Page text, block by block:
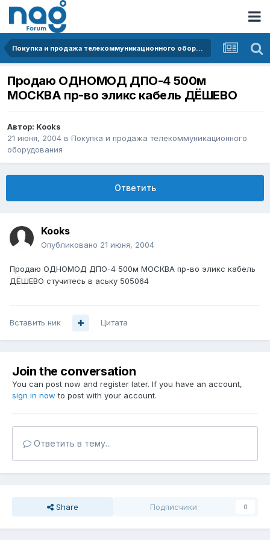
Покупка и продажа телекоммуникационного оборудования
Продаю ОДНОМОД ДПО-4 500м
МОСКВА пр-во эликс кабель ДЁШЕВО
Автор: Kooks
21 июня, 2004 в Покупка и продажа телекоммуникационного
оборудования
Ответить
Kooks
Опубликовано 21 июня, 2004
Продаю ОДНОМОД ДПО-4 500м МОСКВА пр-во эликс кабель
ДЁШЕВО стучитесь в аську 505064
Вставить ник Цитата
Join the conversation
You can post now and register later. If you have an account,
sign in now to post with your account.
Ответить в тему...
Share Подписчики 0